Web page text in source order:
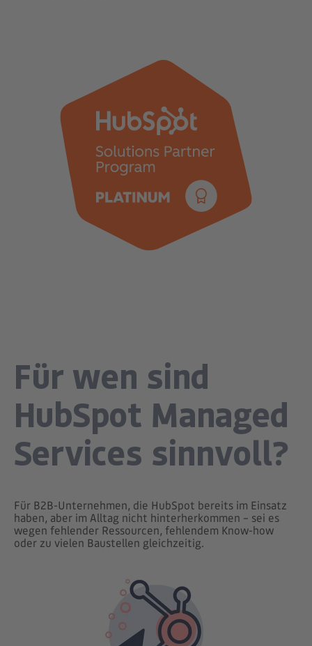
Für wen sind
HubSpot Managed
Services sinnvoll?
Für B2B-Unternehmen, die HubSpot bereits im Einsatz
haben, aber im Alltag nicht hinterherkommen – sei es
wegen fehlender Ressourcen, fehlendem Know-how
oder zu vielen Baustellen gleichzeitig.